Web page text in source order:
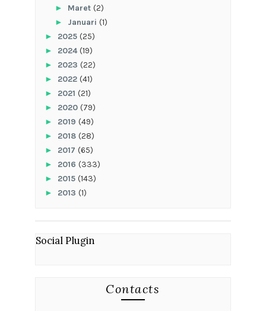
► Maret (2)
► Januari (1)
► 2025 (25)
► 2024(19)
► 2023 (22)
► 2022 (41)
► 2021 (21)
► 2020 (79)
► 2019 (49)
► 2018 (28)
► 2017 (65)
► 2016 (333)
► 2015 (143)
► 2013 (1)
Social Plugin
Contacts